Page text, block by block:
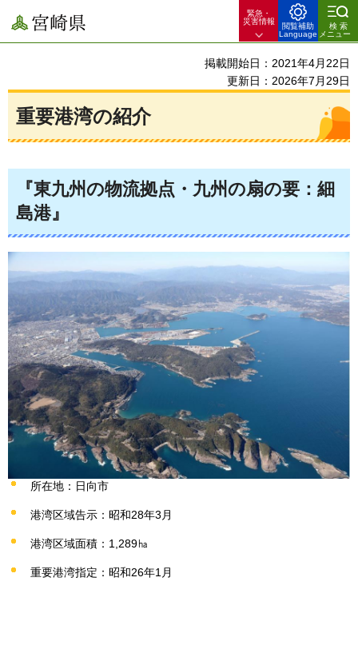
宮崎県
緊急・
災害情報
閲覧補助
Language
検索
メニュー
掲載開始日：2021年4月22日
更新日：2026年7月29日
重要港湾の紹介
『東九州の物流拠点・九州の扇の要：細
島港』
所在地：日向市
港湾区域告示：昭和28年3月
港湾区域面積：1,289㏊
重要港湾指定：昭和26年1月